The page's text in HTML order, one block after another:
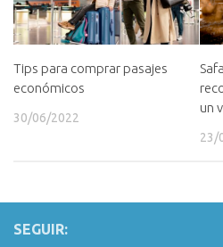
Tips para comprar pasajes
económicos
30/06/2022
un
23/
SEGUIR: